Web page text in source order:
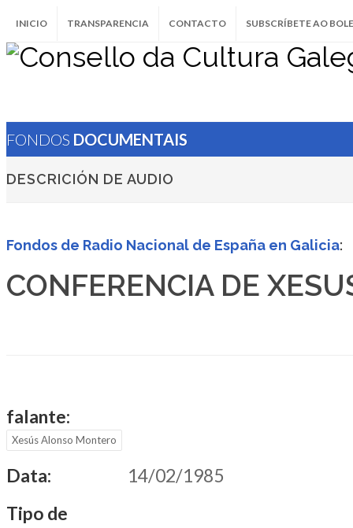
INICIO TRANSPARENCIA CONTACTO SUBSCRÍBETE AO
FONDOS DOCUMENTAIS
DESCRICIÓN DE AUDIO
Fondos de Radio Nacional de España en Galicia:
CONFERENCIA DE
falante:
Xesús Alonso Montero
Data:
14/02/1985
Tipo de